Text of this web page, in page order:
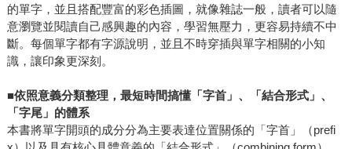
的單字，並且搭配豐富的彩色插圖，就像雜誌一般，讀者可以隨
意瀏覽並閱讀自己感興趣的內容，學習無壓力，更容易持續不中
斷。每個單字都有字源說明，並且不時穿插與單字相關的小知
識，讓印象更深刻。
■依照意義分類整理，最短時間搞懂「字首」、「結合形式」、
「字尾」的體系
本書將單字開頭的成分分為主要表達位置關係的「字首」（prefi